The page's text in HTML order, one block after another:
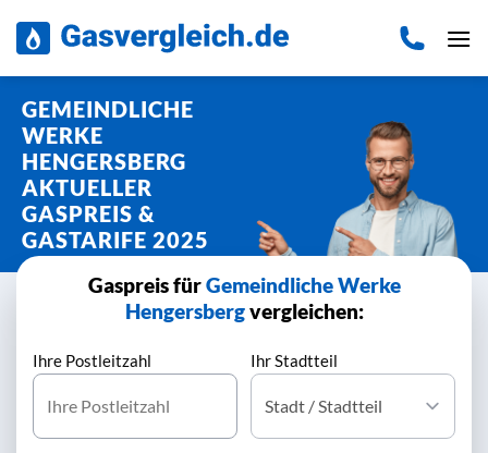
Inhalt
GEMEINDLICHE
WERKE
HENGERSBERG
AKTUELLER
GASPREIS &
GASTARIFE 2025
Gaspreis fürGemeindliche Werke
Hengersbergvergleichen:
Ihre Postleitzahl Ihr Stadtteil